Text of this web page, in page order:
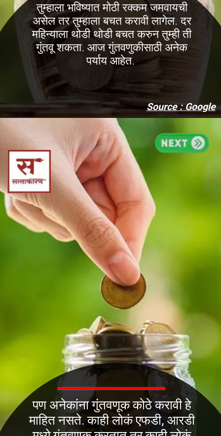
Source : Google
तुम्हाला भविष्यात मोठी रक्कम जमवायची
असेल तर तुम्हाला बचत करावी लागेल. दर
महिन्याला थोडी थोडी बचत करुन तुम्ही ती
गुंतवू शकता. आज गुंतवणुकीसाठी अनेक
पर्याय आहेत.
पण अनेकांना गुंतवणूक कोठे करावी हे
माहित नसते. काही लोकं एफडी, आरडी